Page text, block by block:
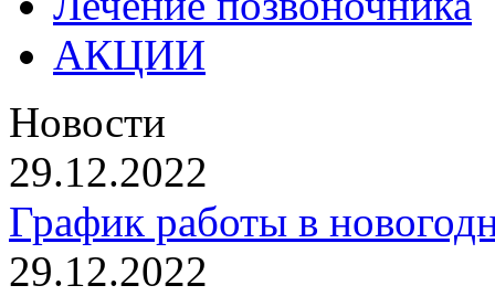
АКЦИИ
Новости
29.12.2022
График работы в
29.12.2022